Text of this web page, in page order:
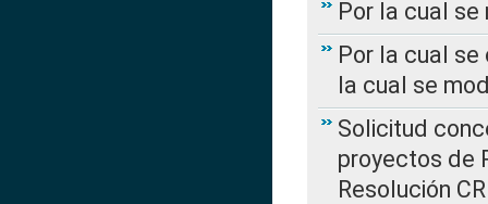
Por la cual se
Por la cual se
la cual se
Solicitud
proyectos de
Resolución